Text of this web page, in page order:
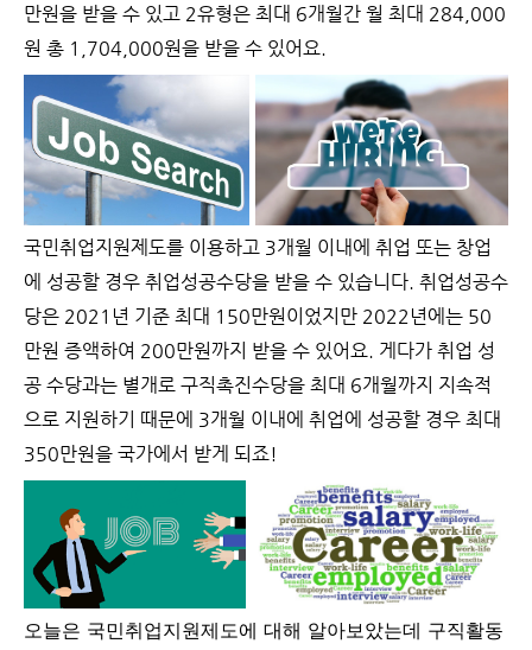
만원을 받을 수 있고 2유형은 최대 6개월간 월 최대 284,000
원 총 1,704,000원을 받을 수 있어요.
국민취업지원제도를 이용하고 3개월 이내에 취업 또는 창업
에 성공할 경우 취업성공수당을 받을 수 있습니다. 취업성공수
당은 2021년 기준 최대 150만원이었지만 2022년에는 50
만원 증액하여 200만원까지 받을 수 있어요. 게다가 취업 성
공 수당과는 별개로 구직촉진수당을 최대 6개월까지 지속적
으로 지원하기 때문에 3개월 이내에 취업에 성공할 경우 최대
350만원을 국가에서 받게 되죠!
오늘은 국민취업지원제도에 대해 알아보았는데 구직활동